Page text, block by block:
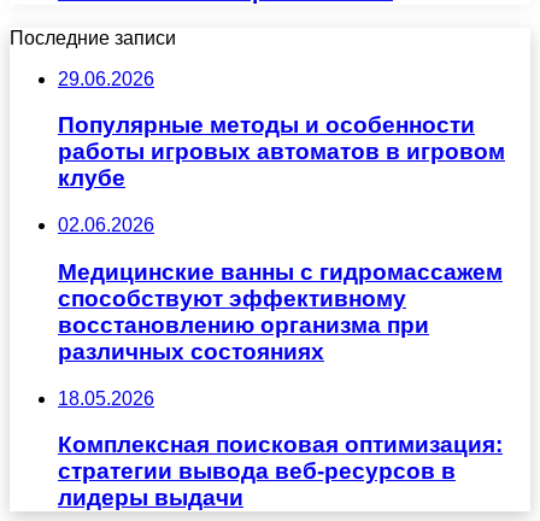
Последние записи
29.06.2026
Популярные методы и особенности
работы игровых автоматов в игровом
клубе
02.06.2026
Медицинские ванны с гидромассажем
способствуют эффективному
восстановлению организма при
различных состояниях
18.05.2026
Комплексная поисковая оптимизация:
стратегии вывода веб-ресурсов в
лидеры выдачи